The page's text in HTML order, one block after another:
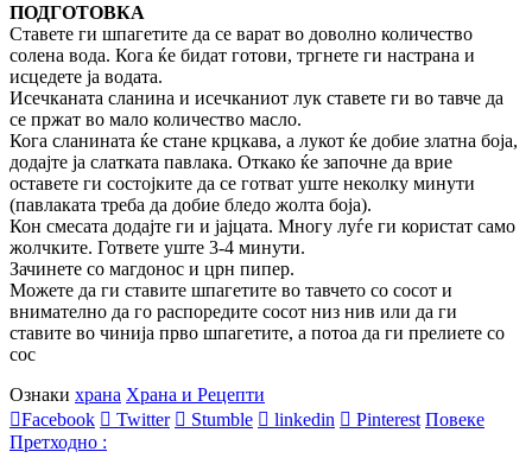
ПОДГОТОВКА
Ставете ги шпагетите да се варат во доволно количество
солена вода. Кога ќе бидат готови, тргнете ги настрана и
исцедете ја водата.
Исечканата сланина и исечканиот лук ставете ги во тавче да
се пржат во мало количество масло.
Кога сланината ќе стане крцкава, а лукот ќе добие златна боја,
додајте ја слатката павлака. Откако ќе започне да врие
оставете ги состојките да се готват уште неколку минути
(павлаката треба да добие бледо жолта боја).
Кон смесата додајте ги и јајцата. Многу луѓе ги користат само
жолчките. Гответе уште 3-4 минути.
Зачинете со магдонос и црн пипер.
Можете да ги ставите шпагетите во тавчето со сосот и
внимателно да го распоредите сосот низ нив или да ги
ставите во чинија прво шпагетите, а потоа да ги прелиете со
сос
Ознаки храна Храна и Рецепти
Facebook
Twitter Stumble linkedin Pinterest Повеке
Претходно :